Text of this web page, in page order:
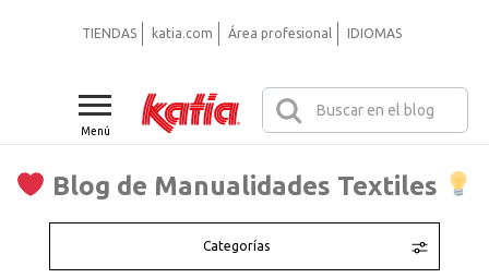
Menú
Blog de Manualidades Textiles
Categorías
TIENDAS katia.com Área profesional IDIOMAS